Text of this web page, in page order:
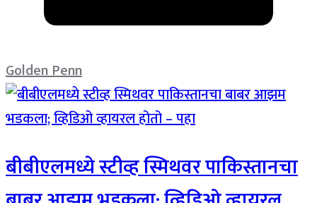
Golden Penn
बीबीएलमध्ये स्टीव्ह स्मिथवर पाकिस्तानचा